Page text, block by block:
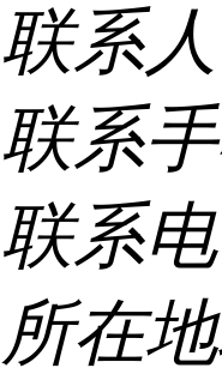
联系人
联系
联系
所在